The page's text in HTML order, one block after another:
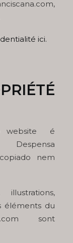
ici.
website é
nem
éléments du
sont